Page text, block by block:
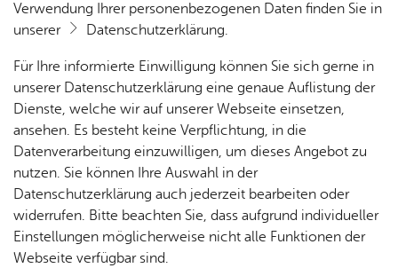
Cookie-Hinweis
Zum Laden dieser Karte wird eine Verbindung zu externen
Servern hergestellt. Diese verwenden Cookies und andere
Tracking-Technologien, um die Bedienung zu
personalisieren und zu verbessern. Weitere Informationen
finden Sie in unsererDatenschutzerklärung
Verwendung Ihrer personenbezogenen Daten finden Sie in
unserer
Datenschutzerklärung.
Für Ihre informierte Einwilligung können Sie sich gerne in
unserer Datenschutzerklärung eine genaue Auflistung der
Dienste, welche wir auf unserer Webseite einsetzen,
ansehen. Es besteht keine Verpflichtung, in die
Datenverarbeitung einzuwilligen, um dieses Angebot zu
nutzen. Sie können Ihre Auswahl in der
Datenschutzerklärung auch jederzeit bearbeiten oder
widerrufen. Bitte beachten Sie, dass aufgrund individueller
Einstellungen möglicherweise nicht alle Funktionen der
Webseite verfügbar sind.